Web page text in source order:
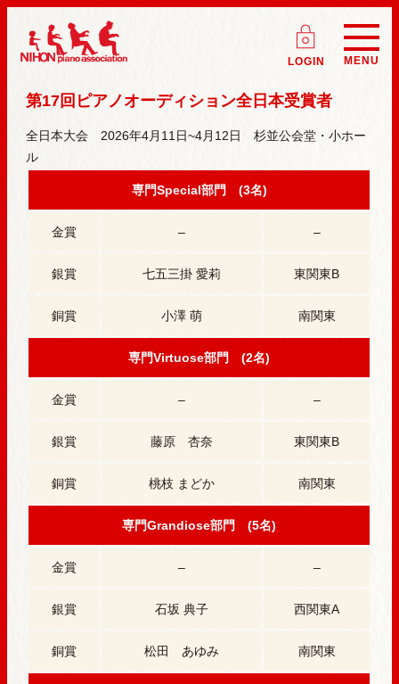
日本ピアノ研究会 NIHON piano association |
ログイン(会
LOGIN MENU
第17回ピアノオーディション全日本受賞者
全日本大会 2026年4月11日~4月12日 杉並公会堂・小ホー
ル
専門Special部門 (3名)
金賞 – –
銀賞 七五三掛 愛莉 東関東B
銅賞 小澤 萌 南関東
専門Virtuose部門 (2名)
金賞 – –
銀賞 藤原 杏奈 東関東B
銅賞 桃枝 まどか 南関東
専門Grandiose部門 (5名)
金賞 – –
銀賞 石坂 典子 西関東A
銅賞 松田 あゆみ 南関東